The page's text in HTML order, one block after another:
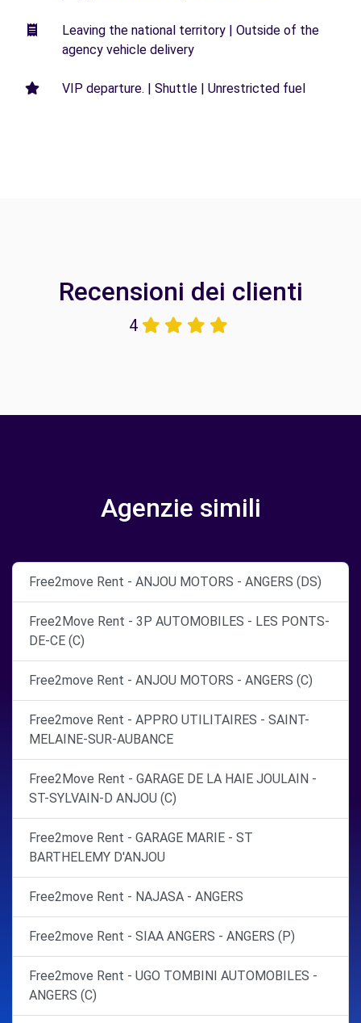
Leaving the national territory | Outside of the
agency vehicle delivery
VIP departure. | Shuttle | Unrestricted fuel
Recensioni dei clienti
4
Agenzie simili
Free2move Rent - ANJOU MOTORS - ANGERS (DS)
Free2Move Rent - 3P AUTOMOBILES - LES PONTS-
DE-CE (C)
Free2move Rent - ANJOU MOTORS - ANGERS (C)
Free2move Rent - APPRO UTILITAIRES - SAINT-
MELAINE-SUR-AUBANCE
Free2Move Rent - GARAGE DE LA HAIE JOULAIN -
ST-SYLVAIN-D ANJOU (C)
Free2move Rent - GARAGE MARIE - ST
BARTHELEMY D'ANJOU
Free2move Rent - NAJASA - ANGERS
Free2move Rent - SIAA ANGERS - ANGERS (P)
Free2move Rent - UGO TOMBINI AUTOMOBILES -
ANGERS (C)